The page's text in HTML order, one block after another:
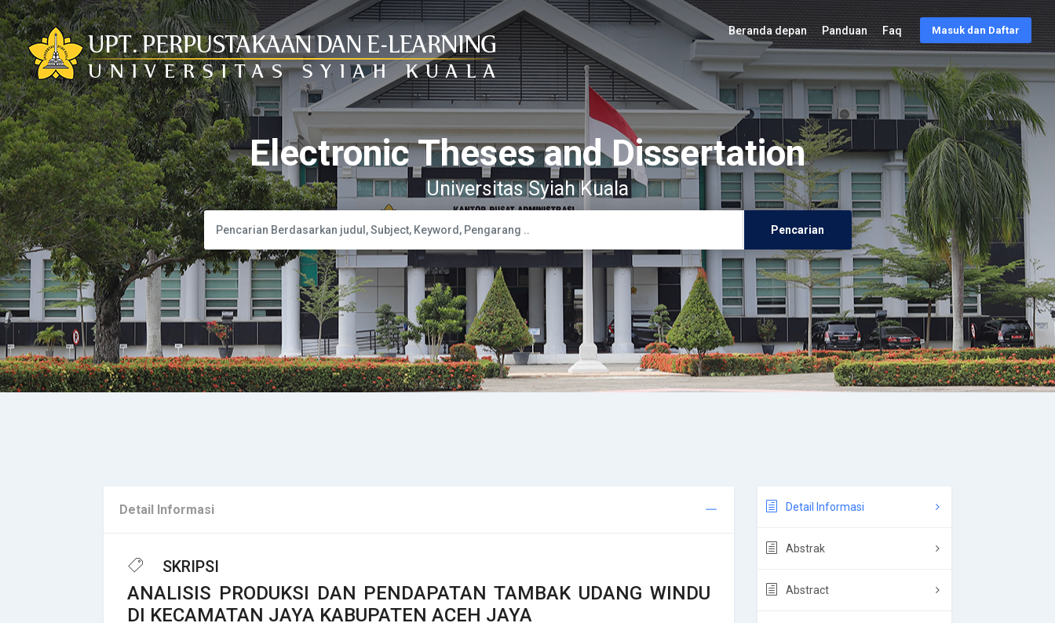
Electronic Theses and Dissertation
Universitas Syiah Kuala
Detail Informasi
SKRIPSI
ANALISIS PRODUKSI DAN PENDAPATAN TAMBAK UDANG WINDU
DI KECAMATAN JAYA KABUPATEN ACEH JAYA
Detail Informasi
Abstrak
Abstract
Masuk dan Daftar
Beranda depan Panduan Faq